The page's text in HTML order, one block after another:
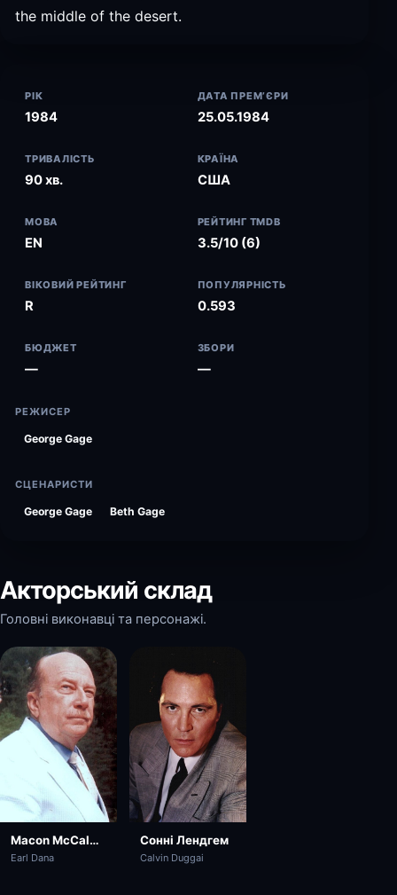
the middle of the desert.
РІК
1984
ДАТА ПРЕМ’ЄРИ
25.05.1984
ТРИВАЛІСТЬ
90 хв.
КРАЇНА
США
МОВА
EN
РЕЙТИНГ TMDB
3.5/10 (6)
ВІКОВИЙ РЕЙТИНГ
R
ПОПУЛЯРНІСТЬ
0.593
БЮДЖЕТ
—
ЗБОРИ
—
РЕЖИСЕР
George Gage
СЦЕНАРИСТИ
George Gage Beth Gage
Акторський склад
Головні виконавці та персонажі.
Macon McCalman
Earl Dana
Сонні Лендгем
Calvin Duggai